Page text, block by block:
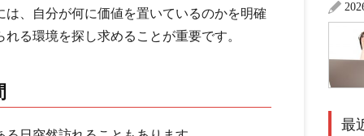
、自分が何に価値を置いているのかを明確
る環境を探し求めることが重要です。
最